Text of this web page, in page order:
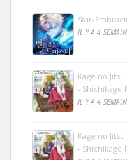
Star-
IL Y A 4
Kage no
- Shichikage
IL Y A 4
Kage no
- Shichikage